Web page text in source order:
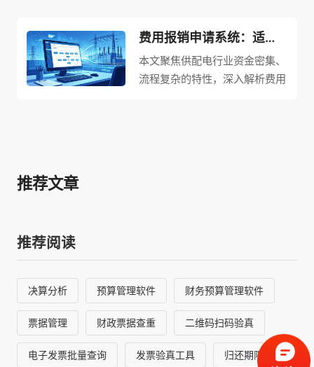
费用报销申请系统：适配供配电行业SAP应用，实现财务数字化升级！
本文聚焦供配电行业资金密集、
流程复杂的特性，深入解析费用
规划、事中预警、事后分析的全
流程预算管控体系，并借助数据
可视化功能为管理者提供实时决
策支撑，推动财务管理从“事后
核算”向“事前预判、事中管控”
转型。
推荐文章
推荐阅读
决算分析 预算管理软件 财务预算管理软件
票据管理 财政票据查重 二维码扫码验真
电子发票批量查询 发票验真工具 归还期限